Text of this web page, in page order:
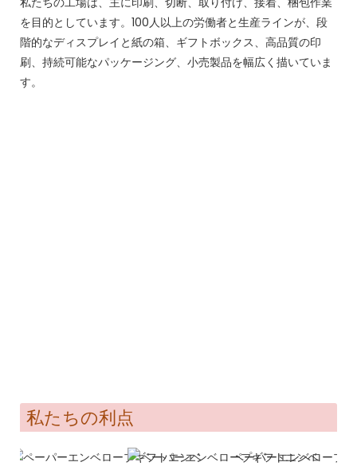
を目的としています。100人以上の労働者と生産ラインが、段
階的なディスプレイと紙の箱、ギフトボックス、高品質の印
刷、持続可能なパッケージング、小売製品を幅広く描いていま
す。
私たちの利点